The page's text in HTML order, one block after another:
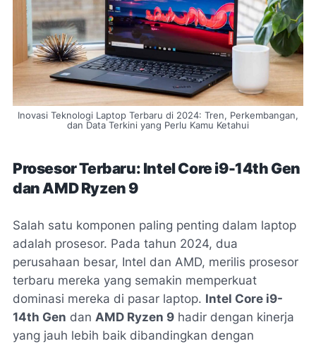
Inovasi Teknologi Laptop Terbaru di 2024: Tren, Perkembangan,
dan Data Terkini yang Perlu Kamu Ketahui
Prosesor Terbaru: Intel Core i9-14th Gen
dan AMD Ryzen 9
Salah satu komponen paling penting dalam laptop
adalah prosesor. Pada tahun 2024, dua
perusahaan besar, Intel dan AMD, merilis prosesor
terbaru mereka yang semakin memperkuat
dominasi mereka di pasar laptop. Intel Core i9-
14th Gen dan AMD Ryzen 9 hadir dengan kinerja
yang jauh lebih baik dibandingkan dengan